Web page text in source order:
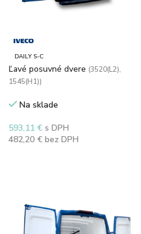
DAILY S-C
Ľavé posuvné dvere (3520(L2),
1545(H1))
Na sklade
593,11 € s DPH
482,20 € bez DPH